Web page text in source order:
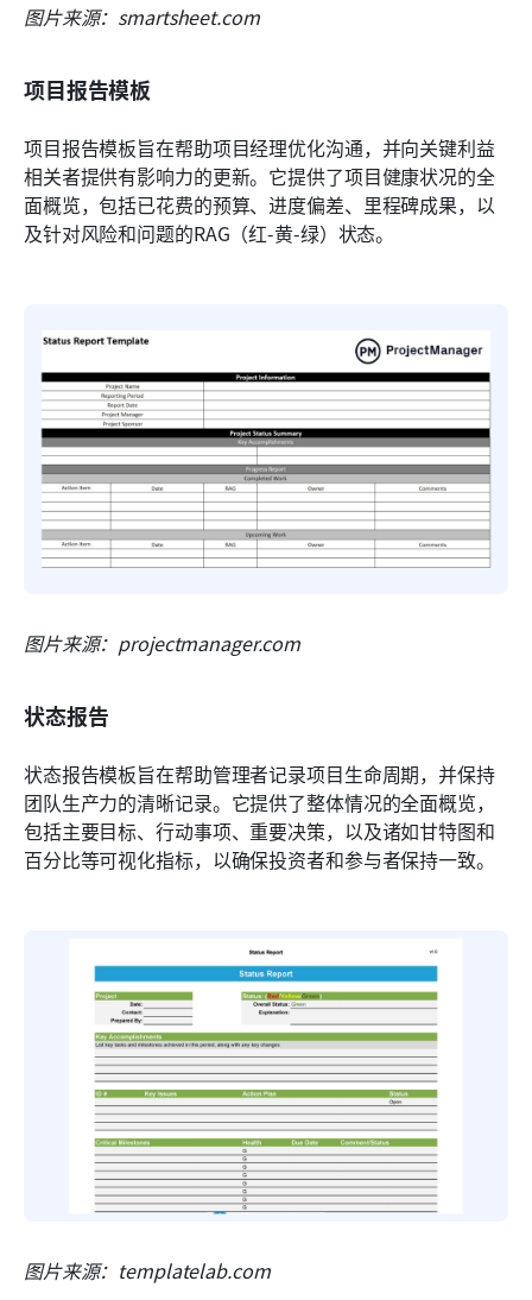
图片来源：smartsheet.com
项目报告模板
项目报告模板旨在帮助项目经理优化沟通，并向关键利益
相关者提供有影响力的更新。它提供了项目健康状况的全
面概览，包括已花费的预算、进度偏差、里程碑成果，以
及针对风险和问题的RAG（红-黄-绿）状态。
图片来源：projectmanager.com
状态报告
状态报告模板旨在帮助管理者记录项目生命周期，并保持
团队生产力的清晰记录。它提供了整体情况的全面概览，
包括主要目标、行动事项、重要决策，以及诸如甘特图和
百分比等可视化指标，以确保投资者和参与者保持一致。
图片来源：templatelab.com